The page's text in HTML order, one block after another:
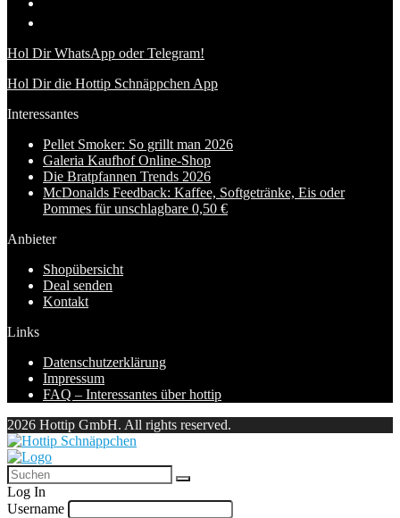
Hol Dir WhatsApp oder Telegram!
Hol Dir die Hottip Schnäppchen App
Interessantes
Pellet Smoker: So grillt man 2026
Galeria Kaufhof Online-Shop
Die Bratpfannen Trends 2026
McDonalds Feedback: Kaffee, Softgetränke, Eis oder
Pommes für unschlagbare 0,50 €
Anbieter
Shopübersicht
Deal senden
Kontakt
Links
Datenschutzerklärung
Impressum
FAQ – Interessantes über hottip
2026 Hottip GmbH. All rights reserved.
Log In
Username